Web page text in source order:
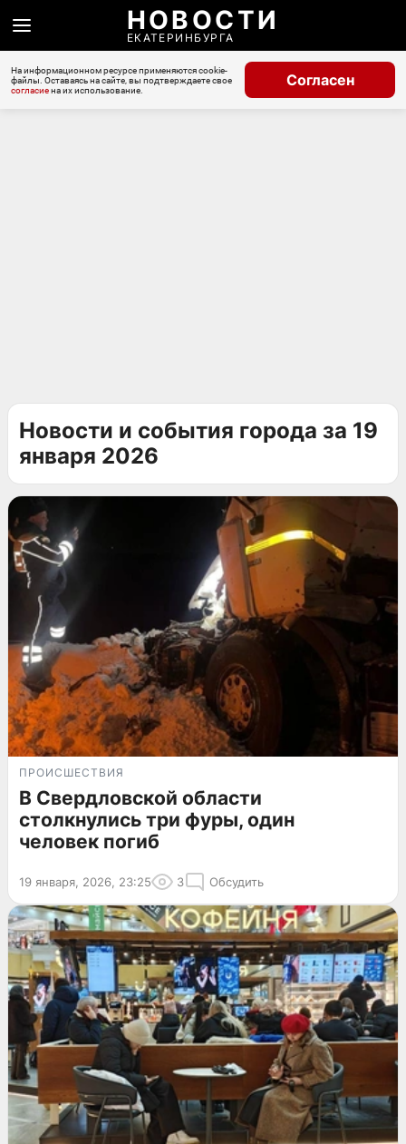
НОВОСТИ
ЕКАТЕРИНБУРГА
На информационном ресурсе применяются cookie-
файлы. Оставаясь на сайте, вы подтверждаете свое
согласиена их использование.
Согласен
Новости и события города за 19
января 2026
ПРОИСШЕСТВИЯ
В Свердловской области
столкнулись три фуры, один
человек погиб
19 января, 2026, 23:25 3 Обсудить